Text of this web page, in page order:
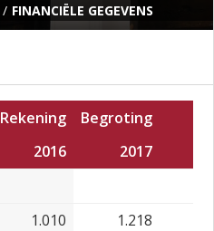
FINANCIËLE GEGEVENS
Rekening
Begroting
2016 2017
1.010 1.218